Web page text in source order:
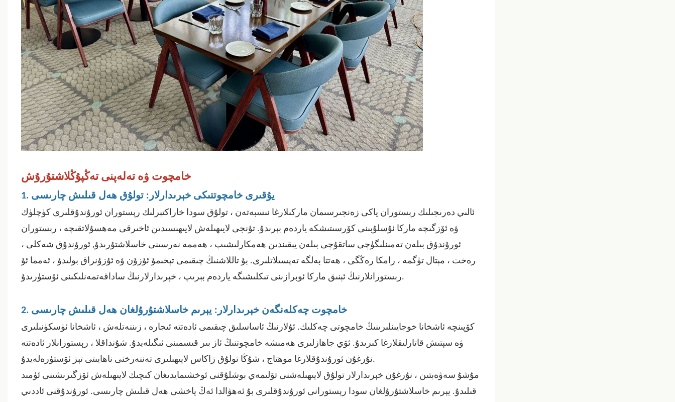
خامچوت ۋە تەلەپنى تەڭپۇڭلاشتۇرۇش
1. يۇقىرى خامچوتتىكى خېرىدارلار: تولۇق ھەل قىلىش چارىسى
ئالىي دەرىجىلىك رېستوران ياكى زەنجىرسىمان ماركىلارغا نىسبەتەن ، تولۇق سودا خاراكتېرلىك رېستوران ئورۇندۇقلىرى كۈچلۈك
ۋە ئۆزگىچە ماركا ئۇسلۇبىنى كۆرسىتىشكە ياردەم بېرىدۇ. تۇنجى لايىھىلەش لايىھىسىدىن ئاخىرقى مەھسۇلاتقىچە ، رېستوران
ئورۇندۇق بىلەن تەمىنلىگۈچى ساتقۇچى بىلەن يېقىندىن ھەمكارلىشىپ ، ھەممە نەرسىنى خاسلاشتۇرىدۇ, ئورۇندۇق شەكلى ،
رەخت ، مېتال تۈگمە ، رامكا رەڭگى ، ھەتتا بەلگە تەپسىلاتلىرى. بۇ تاللاشنىڭ چىقىمى تېخىمۇ ئۇزۇن ۋە ئۇزۇنراق بولىدۇ ، ئەمما ئۇ
رېستورانلارنىڭ ئېنىق ماركا ئوبرازىنى تىكلىشىگە ياردەم بېرىپ ، خېرىدارلارنىڭ ساداقەتمەنلىكىنى ئۆستۈرىدۇ.
2. خامچوت چەكلەنگەن خېرىدارلار: يېرىم خاسلاشتۇرۇلغان ھەل قىلىش چارىسى
كۆپىنچە ئاشخانا خوجايىنلىرىنىڭ خامچوتى چەكلىك. ئۇلارنىڭ ئاساسلىق چىقىمى ئادەتتە ئىجارە ، زىننەتلەش ، ئاشخانا ئۈسكۈنىلىرى
ۋە سېتىش قاتارلىقلارغا كىرىدۇ. ئۆي جاھازلىرى ھەمىشە خامچوتنىڭ ئاز بىر قىسمىنى ئىگىلەيدۇ. شۇنداقلا ، رېستورانلار ئادەتتە
نۇرغۇن ئورۇندۇقلارغا موھتاج ، شۇڭا تولۇق زاكاس لايىھىلىرى تەننەرخنى ناھايىتى تېز ئۆستۈرەلەيدۇ.
مۇشۇ سەۋەبتىن ، نۇرغۇن خېرىدارلار تولۇق لايىھىلەشنى تۆلىمەي بوشلۇقنى ئوخشىمايدىغان كىچىك لايىھىلەش ئۆزگىرىشىنى ئۈمىد
قىلىدۇ. يېرىم خاسلاشتۇرۇلغان سودا رېستورانى ئورۇندۇقلىرى بۇ ئەھۋالدا ئەڭ ياخشى ھەل قىلىش چارىسى. ئورۇندۇقنى ئاددىي